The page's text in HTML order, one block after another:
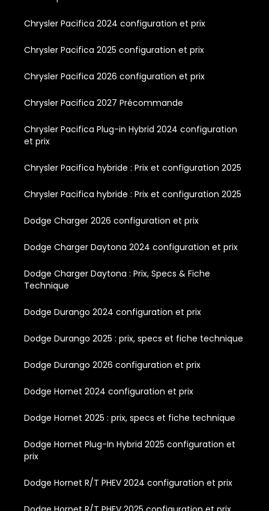
Chrysler Pacifica 2024 configuration et prix
Chrysler Pacifica 2025 configuration et prix
Chrysler Pacifica 2026 configuration et prix
Chrysler Pacifica 2027 Précommande
Chrysler Pacifica Plug-in Hybrid 2024 configuration
et prix
Chrysler Pacifica hybride : Prix et configuration 2025
Chrysler Pacifica hybride : Prix et configuration 2025
Dodge Charger 2026 configuration et prix
Dodge Charger Daytona 2024 configuration et prix
Dodge Charger Daytona : Prix, Specs & Fiche
Technique
Dodge Durango 2024 configuration et prix
Dodge Durango 2025 : prix, specs et fiche technique
Dodge Durango 2026 configuration et prix
Dodge Hornet 2024 configuration et prix
Dodge Hornet 2025 : prix, specs et fiche technique
Dodge Hornet Plug-In Hybrid 2025 configuration et
prix
Dodge Hornet R/T PHEV 2024 configuration et prix